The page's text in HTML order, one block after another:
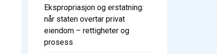
Ekspropriasjon og erstatning:
når staten overtar privat
eiendom – rettigheter og
prosess